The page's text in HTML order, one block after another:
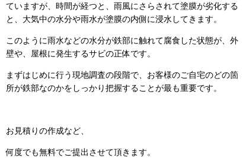
ていますが、時間が経つと、雨風にさらされて塗膜が劣化する
と、大気中の水分や雨水が塗膜の内側に浸水してきます。
このように雨水などの水分が鉄部に触れて腐食した状態が、外
壁や、屋根に発生するサビの正体です。
まずはじめに行う現地調査の段階で、お客様のご自宅のどの箇
所が鉄部なのかをしっかり把握することが最も重要です。
お見積りの作成など、
何度でも無料でご提出させて頂きます。